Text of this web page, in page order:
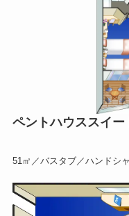
ペントハウススイ
51㎡／バスタブ／ハンドシ